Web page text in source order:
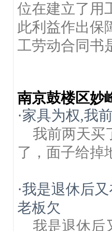
位在建立了用
此利益作出保
工劳动合同书
南京鼓楼区妙
·家具为权,我
我前两天买
了，面子给掉
·我是退休后
老板欠
我是退休后